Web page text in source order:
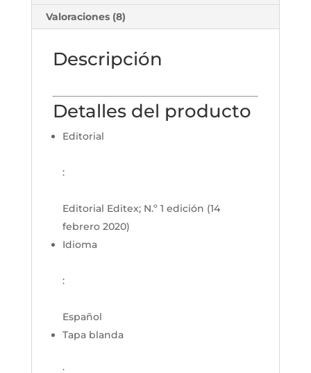
Valoraciones (8)
Descripción
Detalles del producto
Editorial
:
Editorial Editex; N.º 1 edición (14
febrero 2020)
Idioma
:
Español
Tapa blanda